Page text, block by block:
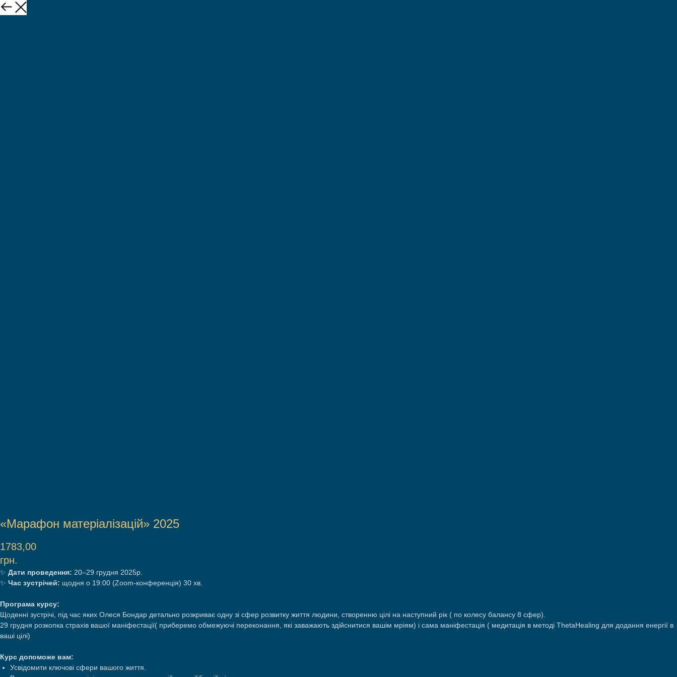
«Марафон матеріалізацій» 2025
1783,00
грн.
✨ Дати проведення: 20–29 грудня 2025р.
✨ Час зустрічей: щодня о 19:00 (Zoom-конференція) 30 хв.
Програма курсу:
Щоденні зустрічі, під час яких Олеся Бондар детально розкриває одну зі сфер розвитку життя людини, створенню цілі на наступний рік ( по колесу балансу 8 сфер).
29 грудня розкопка страхів вашої маніфестації( приберемо обмежуючі переконання, які заважають здійснитися вашім мріям) і сама маніфестація ( медитація в методі ThetaHealing для додання енергії в
ваші цілі)
Курс допоможе вам:
Усвідомити ключові сфери вашого життя.